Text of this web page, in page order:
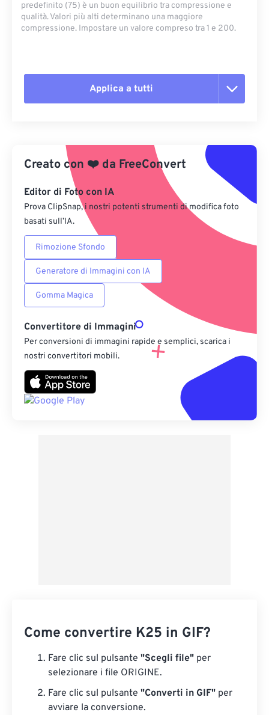
predefinito (75) è un buon equilibrio tra compressione e
qualità. Valori più alti determinano una maggiore
compressione. Impostare un valore compreso tra 1 e 200.
Applica a tutti
Applica da preimpostazione
Salva come predefinito
Creato con ❤️ da FreeConvert
Editor di Foto con IA
Prova ClipSnap, i nostri potenti strumenti di modifica foto
basati sull’IA.
Rimozione Sfondo
Generatore di Immagini con IA
Gomma Magica
Convertitore di Immagini
Per conversioni di immagini rapide e semplici, scarica i
nostri convertitori mobili.
Come convertire K25 in GIF?
Fare clic sul pulsante "Scegli file" per
selezionare i file ORIGINE.
Fare clic sul pulsante "Converti in GIF" per
avviare la conversione.